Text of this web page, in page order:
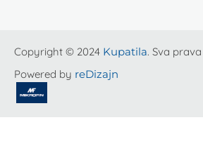
Copyright © 2024 Kupatila. Sva
Powered by reDizajn